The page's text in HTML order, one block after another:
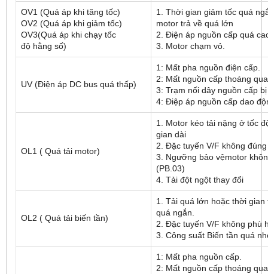
OV1 (Quá áp khi tăng tốc)
OV2 (Quá áp khi giảm tốc)
OV3(Quá áp khi chạy tốc
độ hằng số)
1. Thời gian giảm tốc quá
motor trả về quá lớn
2. Điện áp nguồn cấp quá
3. Motor chạm vỏ.
UV (Điện áp DC bus quá thấp)
1: Mất pha nguồn điện cấp.
2: Mất nguồn cấp thoáng qua
3: Trạm nối dây nguồn cấp
4: Điệp áp nguồn cấp dao
OL1 ( Quá tải motor)
1. Motor kéo tải nặng ở tốc
gian dài
2. Đặc tuyến V/F không đúng
3. Ngưỡng bảo vệmotor
(PB.03)
4. Tải đột ngột thay đổi
OL2 ( Quá tải biến tần)
1. Tải quá lớn hoặc thời gian
quá ngắn.
2. Đặc tuyến V/F không phù
3. Công suất Biến tần quá
1: Mất pha nguồn cấp.
2: Mất nguồn cấp thoáng